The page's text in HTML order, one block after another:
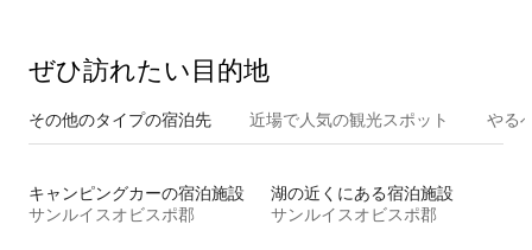
ぜひ訪⁠れ⁠た⁠い目⁠的⁠地
その他のタ⁠イ⁠プ⁠の宿⁠泊⁠先 近場で人気の観光スポット やる
キャンピングカーの宿泊施設
サンルイスオビスポ郡
湖の近くにある宿泊施設
サンルイスオビスポ郡